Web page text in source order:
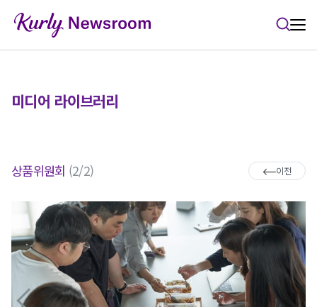
미디어 라이브러리
상품위원회 (2/2) 이전